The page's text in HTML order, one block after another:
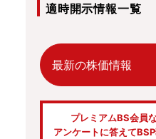
適時開示情報一覧
最新の株価情報
プレミアムBS会員
アンケートに答えてBSP